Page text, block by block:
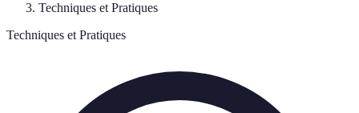
Techniques et Pratiques
Techniques et Pratiques